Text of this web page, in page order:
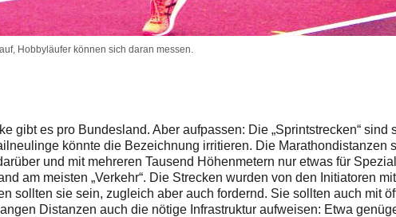
Hobbyläufer können sich daran messen.
gibt es pro Bundesland. Aber aufpassen: Die „Sprint­strecken“ sind
könnte die Bezeichnung irritieren. Die Marathondistanzen
und mit mehreren Tausend Höhenmetern nur etwas für
am meisten „Verkehr“. Die Strecken wurden von den Initiatoren
sollten sie sein, zugleich aber auch fordernd. Sie sollten auch mit
Distanzen auch die nötige Infrastruktur aufweisen: Etwa